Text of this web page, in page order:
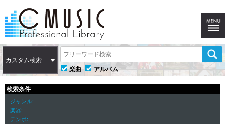
カスタム検索
楽曲
アルバム
検索条件
ジャンル
楽器
テンポ